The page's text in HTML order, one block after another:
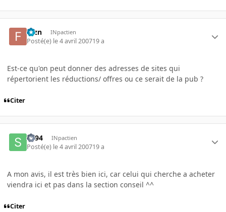
fbzn INpactien
Posté(e) le 4 avril 200719 a
Est-ce qu'on peut donner des adresses de sites qui
répertorient les réductions/ offres ou ce serait de la pub ?
Citer
sg94 INpactien
Posté(e) le 4 avril 200719 a
A mon avis, il est très bien ici, car celui qui cherche a acheter
viendra ici et pas dans la section conseil ^^
Citer